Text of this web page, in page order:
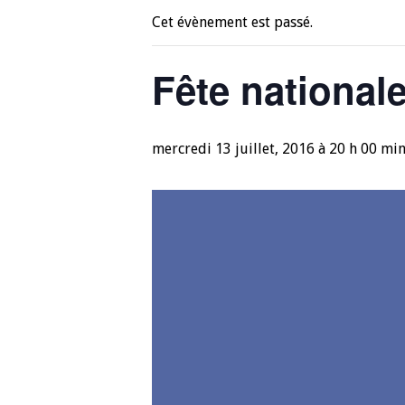
Cet évènement est passé.
Fête
mercredi 13 juillet, 2016 à 20 h 00 min